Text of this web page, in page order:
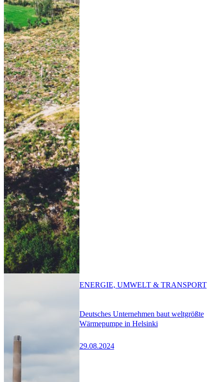
Deutsches Unternehmen baut weltgrößte
Wärmepumpe in Helsinki
29.08.2024
ENERGIE, UMWELT & TRANSPORT